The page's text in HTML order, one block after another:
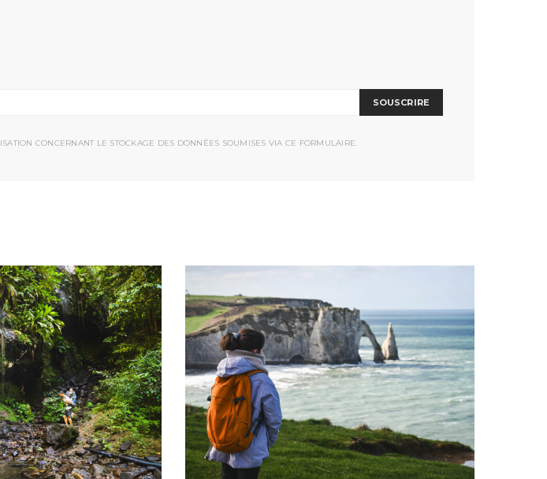
SOUSCRIRE
CONCERNANT LE STOCKAGE DES DONNÉES SOUMISES VIA CE FORMULAIRE.